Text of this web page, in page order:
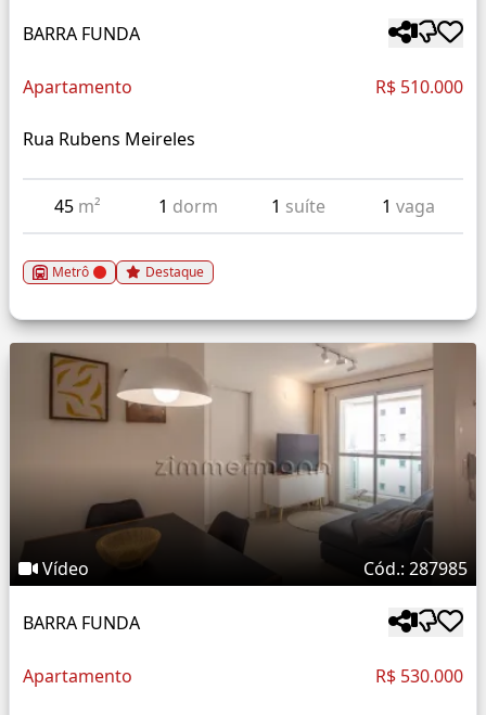
BARRA FUNDA
Apartamento R$ 510.000
Rua Rubens Meireles
45 m² 1 dorm 1 suíte 1 vaga
Metrô Destaque
Vídeo Cód.: 287985
BARRA FUNDA
Apartamento R$ 530.000